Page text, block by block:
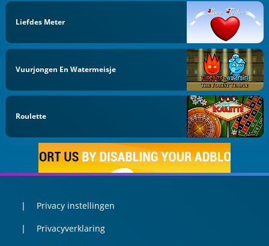
Liefdes Meter
Vuurjongen En Watermeisje
Roulette
Privacy instellingen
Privacyverklaring